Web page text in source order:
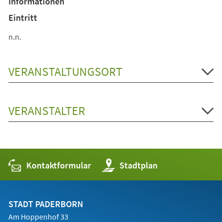
neuen
Tab)
Eintritt
n.n.
VERANSTALTUNGSORT
VERANSTALTER
Kontaktformular Stadtplan
(Öffnet
in
einem
STADT PADERBORN
Am Hoppenhof 33